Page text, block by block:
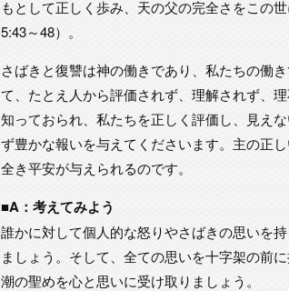
もとして正しく歩み、天の父の完全さをこの
5:43～48）。
さばきと復讐は神の働きであり、私たちの働
て、たとえ人から評価されず、理解されず、
知っておられ、私たちを正しく評価し、見え
ず豊かな報いを与えてくださいます。主の正
全き平安が与えられるのです。
■A：考えてみよう
誰かに対して個人的な怒りやさばきの思いを
ましょう。そして、全ての思いを十字架の前
潮の聖めを心と思いに受け取りましょう。